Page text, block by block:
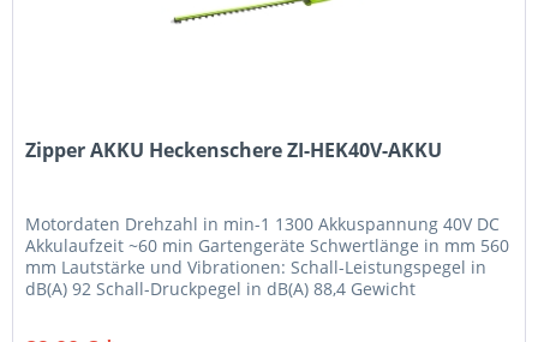
Zipper AKKU Heckenschere ZI-HEK40V-AKKU
Motordaten Drehzahl in min-1 1300 Akkuspannung 40V DC
Akkulaufzeit ~60 min Gartengeräte Schwertlänge in mm 560
mm Lautstärke und Vibrationen: Schall-Leistungspegel in
dB(A) 92 Schall-Druckpegel in dB(A) 88,4 Gewicht